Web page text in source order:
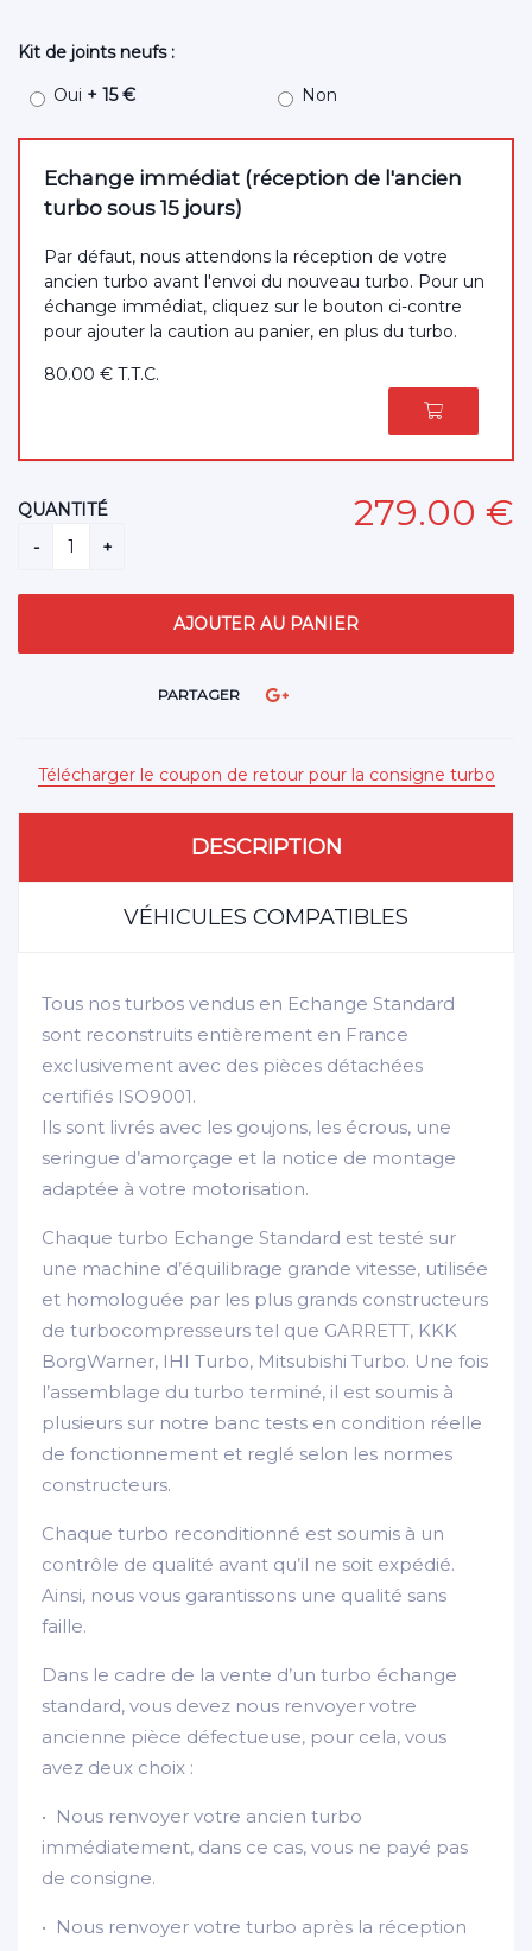
Kit de joints neufs :
Oui + 15 € Non
Echange immédiat (réception de l'ancien
turbo sous 15 jours)
Par défaut, nous attendons la réception de votre
ancien turbo avant l'envoi du nouveau turbo. Pour un
échange immédiat, cliquez sur le bouton ci-contre
pour ajouter la caution au panier, en plus du turbo.
80.00 € T.T.C.
279.00 €
QUANTITÉ
PARTAGER
Télécharger le coupon de retour pour la consigne turbo
DESCRIPTION
VÉHICULES COMPATIBLES
Tous nos turbos vendus en Echange Standard
sont reconstruits entièrement en France
exclusivement avec des pièces détachées
certifiés ISO9001.
Ils sont livrés avec les goujons, les écrous, une
seringue d’amorçage et la notice de montage
adaptée à votre motorisation.
Chaque turbo Echange Standard est testé sur
une machine d’équilibrage grande vitesse, utilisée
et homologuée par les plus grands constructeurs
de turbocompresseurs tel que GARRETT, KKK
BorgWarner, IHI Turbo, Mitsubishi Turbo. Une fois
l’assemblage du turbo terminé, il est soumis à
plusieurs sur notre banc tests en condition réelle
de fonctionnement et reglé selon les normes
constructeurs.
Chaque turbo reconditionné est soumis à un
contrôle de qualité avant qu’il ne soit expédié.
Ainsi, nous vous garantissons une qualité sans
faille.
Dans le cadre de la vente d’un turbo échange
standard, vous devez nous renvoyer votre
ancienne pièce défectueuse, pour cela, vous
avez deux choix :
• Nous renvoyer votre ancien turbo
immédiatement, dans ce cas, vous ne payé pas
de consigne.
• Nous renvoyer votre turbo après la réception